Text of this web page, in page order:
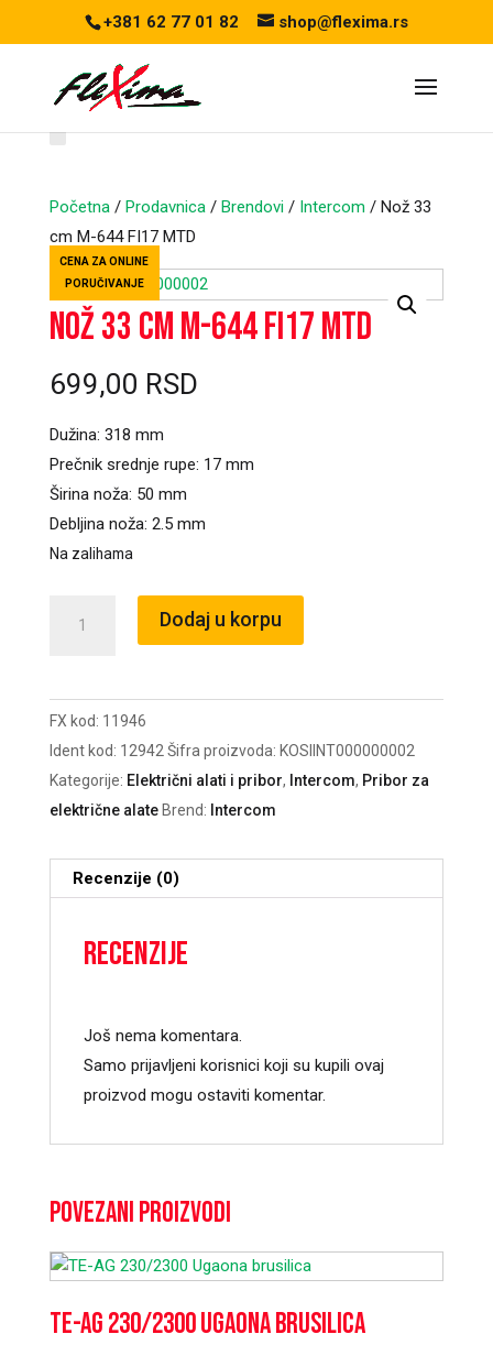
+381 62 77 01 82 shop@flexima.rs
Početna/ Prodavnica/ Brendovi/ Intercom / Nož 33
cm M-644 FI17 MTD
CENA ZA ONLINE
PORUČIVANJE
Nož 33 cm M-644 FI17 MTD
699,00 RSD
Dužina: 318 mm
Prečnik srednje rupe: 17 mm
Širina noža: 50 mm
Debljina noža: 2.5 mm
Na zalihama
M-
644
FI17
MTD
količina
Dodaj u korpu
FX kod: 11946
Ident kod: 12942 Šifra proizvoda: KOSIINT000000002
Kategorije: Električni alati i pribor, Intercom, Pribor za
električne alate Brend: Intercom
Recenzije (0)
Recenzije
Još nema komentara.
Samo prijavljeni korisnici koji su kupili ovaj
proizvod mogu ostaviti komentar.
Povezani proizvodi
TE-AG 230/2300 Ugaona brusilica